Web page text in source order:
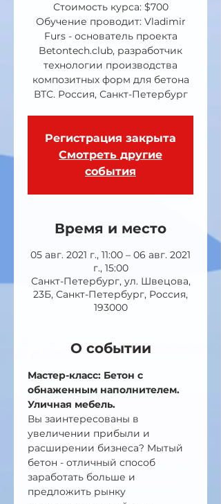
Стоимость курса: $700
Обучение проводит: Vladimir
Furs - основатель проекта
Betontech.club, разработчик
технологии производства
композитных форм для бетона
ВТС. Россия, Санкт-Петербург
Регистрация закрыта
Смотреть другие
события
Время и место
05 авг. 2021 г., 11:00 – 06 авг. 2021
г., 15:00
Санкт-Петербург, ул. Швецова,
23Б, Санкт-Петербург, Россия,
193000
О событии
Мастер-класс: Бетон с
обнаженным наполнителем.
Уличная мебель.
Вы заинтересованы в
увеличении прибыли и
расширении бизнеса? Мытый
бетон - отличный способ
заработать больше и
предложить рынку